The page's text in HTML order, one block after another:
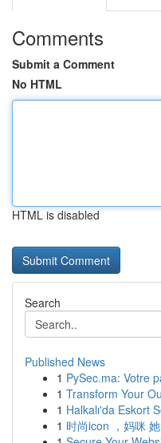
Comments
Submit a Comment
No HTML
HTML is disabled
Search
Published News
1 PySec.ma: Votre
1 Transform Your
1 Halkalı'da Eskort
1 时尚icon ，妈咪